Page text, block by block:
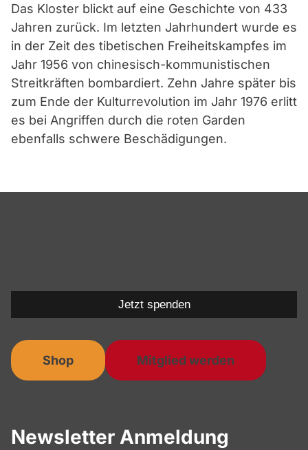
Das Kloster blickt auf eine Geschichte von 433
Jahren zurück. Im letzten Jahrhundert wurde es
in der Zeit des tibetischen Freiheitskampfes im
Jahr 1956 von chinesisch-kommunistischen
Streitkräften bombardiert. Zehn Jahre später bis
zum Ende der Kulturrevolution im Jahr 1976 erlitt
es bei Angriffen durch die roten Garden
ebenfalls schwere Beschädigungen.
Shop Mitglied werden
Newsletter Anmeldung
Jetzt spenden